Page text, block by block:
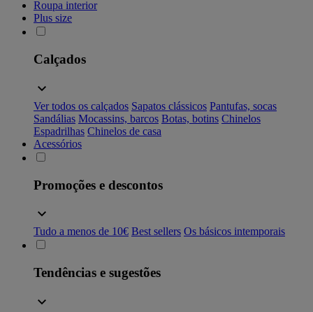
Roupa interior
Plus size
Calçados
Ver todos os calçados Sapatos clássicos Pantufas, socas
Sandálias Mocassins, barcos Botas, botins Chinelos
Espadrilhas Chinelos de casa
Acessórios
Promoções e descontos
Tudo a menos de 10€ Best sellers Os básicos intemporais
Tendências e sugestões